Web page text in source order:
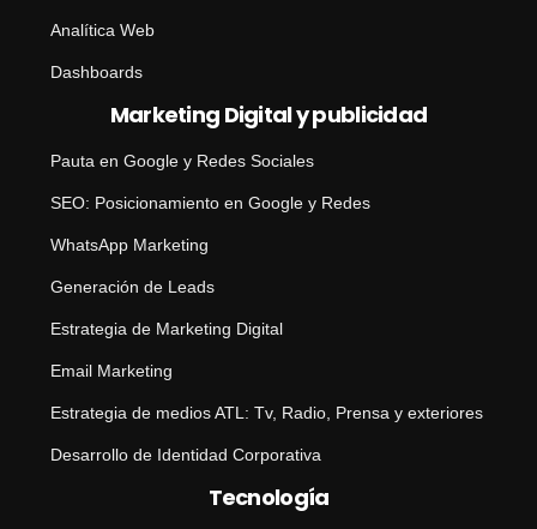
Analítica Web
Dashboards
Marketing Digital y publicidad
Pauta en Google y Redes Sociales
SEO: Posicionamiento en Google y Redes
WhatsApp Marketing
Generación de Leads
Estrategia de Marketing Digital
Email Marketing
Estrategia de medios ATL: Tv, Radio, Prensa y exteriores
Desarrollo de Identidad Corporativa
Tecnología